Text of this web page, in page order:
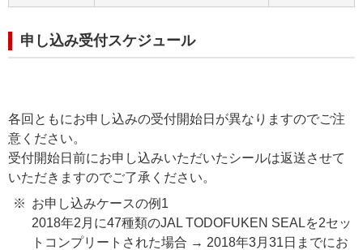
申し込み受付スケジュール
各回ともにお申し込みの受付開始日が異なりますのでご注
意ください。
受付開始日前にお申し込みいただいたシールは返送させて
いただきますのでご了承ください。
お申し込みケースの例1
2018年2月に47種類のJAL TODOFUKEN SEALを2セッ
トコンプリートされた場合 → 2018年3月31日までにお